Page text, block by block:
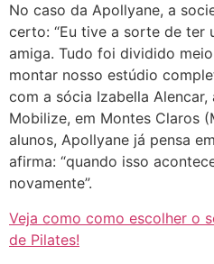
No caso da Apollyane, a
certo: “Eu tive a sorte de ter
amiga. Tudo foi dividido
montar nosso estúdio
com a sócia Izabella
Mobilize, em Montes Claros
alunos, Apollyane já pensa
afirma: “quando isso
novamente”.
Veja como como escolher o
de Pilates!